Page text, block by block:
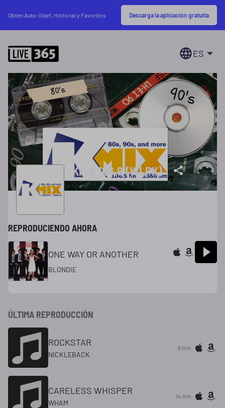
Obtén Auto-Start, Historial y Favoritos Descarga la aplicación gratuita
ES
KMix 106.9 (WLPK)
REPRODUCIENDO AHORA
ONE WAY OR ANOTHER
BLONDIE
ÚLTIMA REPRODUCCIÓN
ROCKSTAR
NICKLEBACK
8 min
CARELESS WHISPER
WHAM
14 min